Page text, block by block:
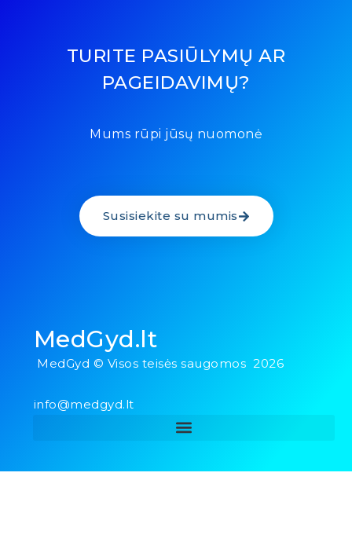
TURITE PASIŪLYMŲ AR
PAGEIDAVIMŲ?
Mums rūpi jūsų nuomonė
Susisiekite su mumis
MedGyd.lt
MedGyd © Visos teisės saugomos 2026
info@medgyd.lt